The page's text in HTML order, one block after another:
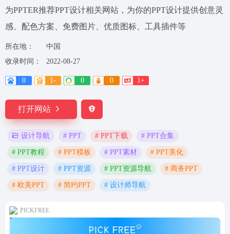
为PPTER推荐PPT设计相关网站，为你的PPT设计提供创意灵
感、配色方案、免费图片、优质图标、工具插件等
所在地：
中国
收录时间：
2022-08-27
0 1- 0 0 1+
打开网站
设计导航 # PPT # PPT下载 # PPT合集
# PPT教程 # PPT模板 # PPT素材 # PPT美化
# PPT设计 # PPT资源 # PPT资源导航 # 商务PPT
# 欧美PPT # 简约PPT # 设计师导航
PICKFREE